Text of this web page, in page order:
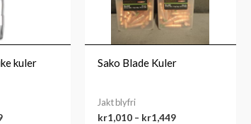
kuler
Sako Blade Kuler
Jakt blyfri
kr1,010 – kr1,449